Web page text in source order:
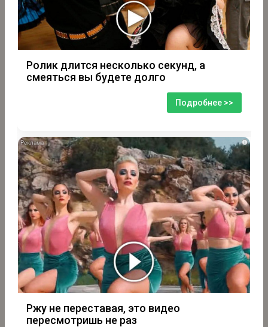
Ролик длится несколько секунд, а
смеяться вы будете долго
Подробнее >>
i
Ржу не переставая, это видео
пересмотришь не раз